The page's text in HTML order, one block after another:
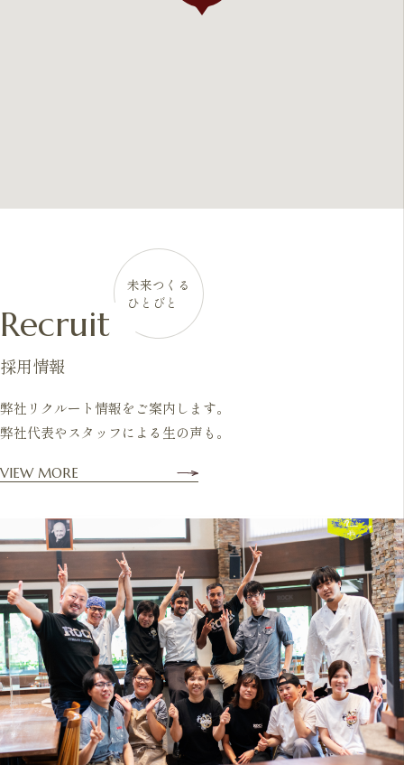
未来つくる
ひとびと
Recruit
採用情報
弊社リクルート情報をご案内します。
弊社代表やスタッフによる生の声も。
VIEW MORE